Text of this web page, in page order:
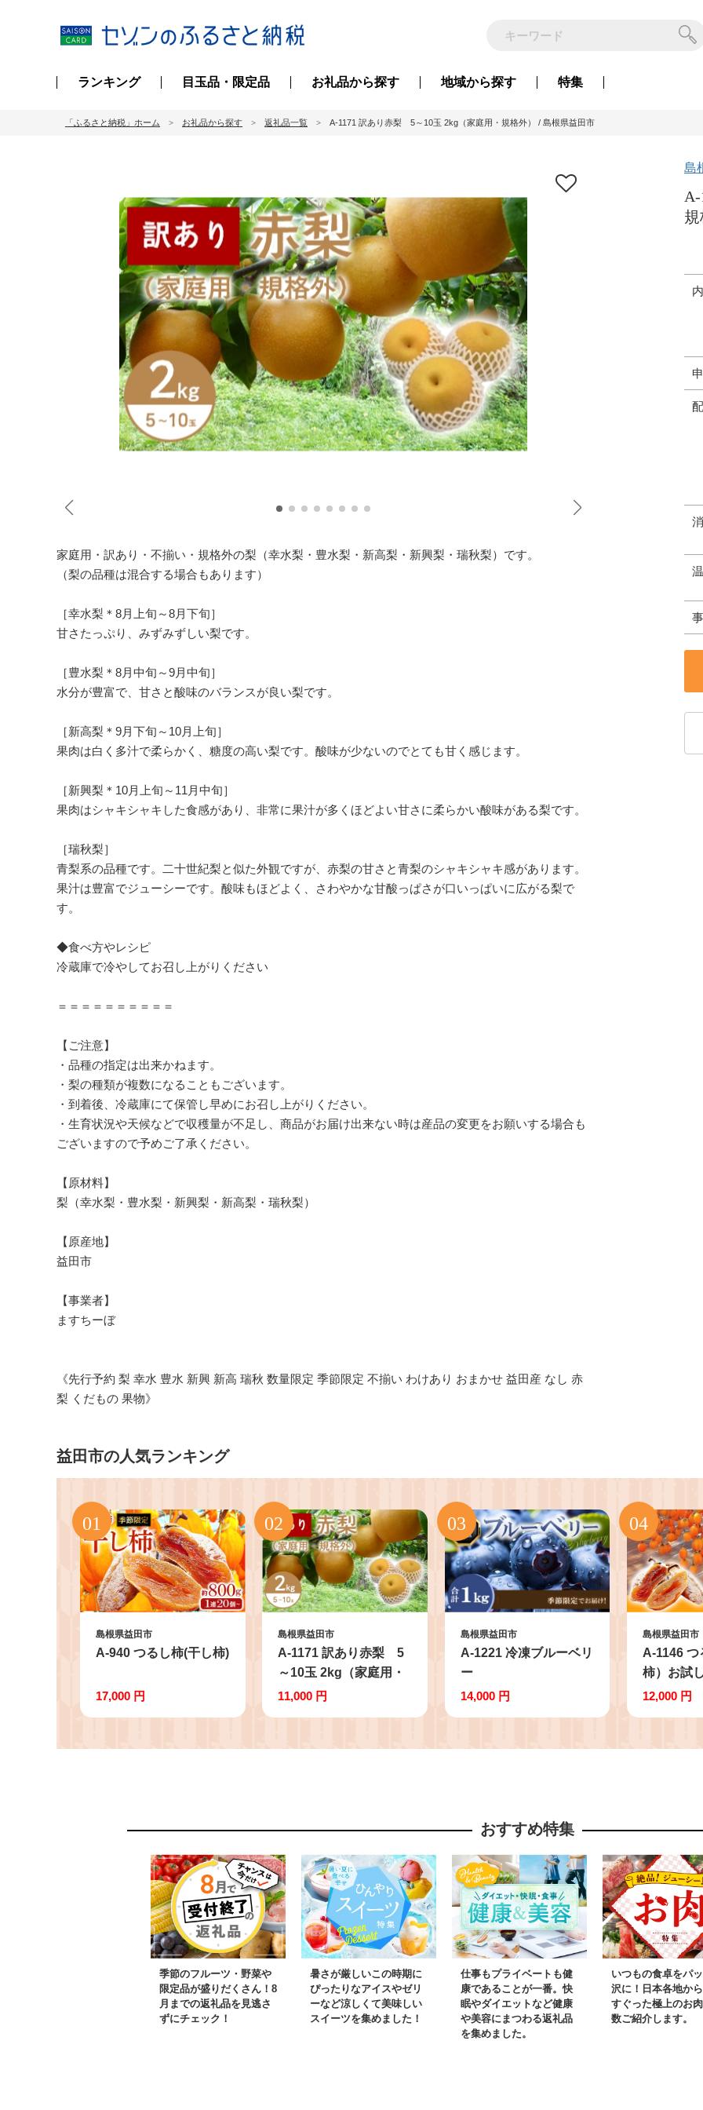
ランキング 目玉品・限定品 お礼品から探す 地域から探す 特集
「ふるさと納税」ホーム お礼品から探す 返礼品一覧 A-1171 訳あり赤梨 5～10玉 2kg（家庭用・規格外） / 島根県益田市
島
規
家庭用・訳あり・不揃い・規格外の梨（幸水梨・豊水梨・新高梨・新興梨・瑞秋梨）です。
（梨の品種は混合する場合もあります）
［幸水梨＊8月上旬～8月下旬］
甘さたっぷり、みずみずしい梨です。
［豊水梨＊8月中旬～9月中旬］
水分が豊富で、甘さと酸味のバランスが良い梨です。
［新高梨＊9月下旬～10月上旬］
果肉は白く多汁で柔らかく、糖度の高い梨です。酸味が少ないのでとても甘く感じます。
［新興梨＊10月上旬～11月中旬］
果肉はシャキシャキした食感があり、非常に果汁が多くほどよい甘さに柔らかい酸味がある梨です。
［瑞秋梨］
青梨系の品種です。二十世紀梨と似た外観ですが、赤梨の甘さと青梨のシャキシャキ感があります。
果汁は豊富でジューシーです。酸味もほどよく、さわやかな甘酸っぱさが口いっぱいに広がる梨で
す。
◆食べ方やレシピ
冷蔵庫で冷やしてお召し上がりください
＝＝＝＝＝＝＝＝＝＝
【ご注意】
・品種の指定は出来かねます。
・梨の種類が複数になることもございます。
・到着後、冷蔵庫にて保管し早めにお召し上がりください。
・生育状況や天候などで収穫量が不足し、商品がお届け出来ない時は産品の変更をお願いする場合も
ございますので予めご了承ください。
【原材料】
梨（幸水梨・豊水梨・新興梨・新高梨・瑞秋梨）
【原産地】
益田市
【事業者】
ますちーぼ
《先行予約 梨 幸水 豊水 新興 新高 瑞秋 数量限定 季節限定 不揃い わけあり おまかせ 益田産 なし 赤
梨 くだもの 果物》
益田市の人気ランキング
島根県益田市
A-940 つるし柿(干し柿)
17,000 円
島根県益田市
A-1171 訳あり赤梨 5
～10玉 2kg（家庭用・
規格外）
11,000 円
島根県益田市
A-1221 冷凍ブルーベリ
ー
14,000 円
島根県益田市
A-1146 つ
柿）お試
入り
12,000 円
おすすめ特集
季節のフルーツ・野菜や
限定品が盛りだくさん！8
月までの返礼品を見逃さ
ずにチェック！
暑さが厳しいこの時期に
ぴったりなアイスやゼリ
ーなど涼しくて美味しい
スイーツを集めました！
仕事もプライベートも健
康であることが一番。快
眠やダイエットなど健康
や美容にまつわる返礼品
を集めました。
いつもの食卓をパ
沢に！日本各地か
すぐった極上のお
数ご紹介します。